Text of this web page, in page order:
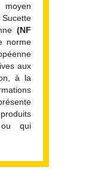
moyen
Sucette
(NF
norme
aux
à la
qui